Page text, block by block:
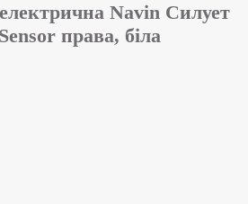
Navin Силует
права, біла